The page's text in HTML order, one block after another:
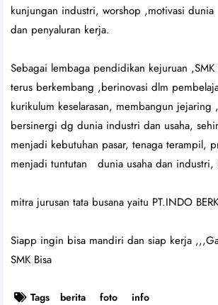
kunjungan industri, worshop ,motivasi
dan penyaluran kerja.
Sebagai lembaga pendidikan kejuruan
terus berkembang ,berinovasi dlm
kurikulum keselarasan, membangun jejaring
bersinergi dg dunia industri dan usaha,
menjadi kebutuhan pasar, tenaga terampil,
menjadi tuntutan dunia usaha dan industri,
mitra jurusan tata busana yaitu PT.INDO
Siapp ingin bisa mandiri dan siap kerja
SMK Bisa
Tags berita foto info